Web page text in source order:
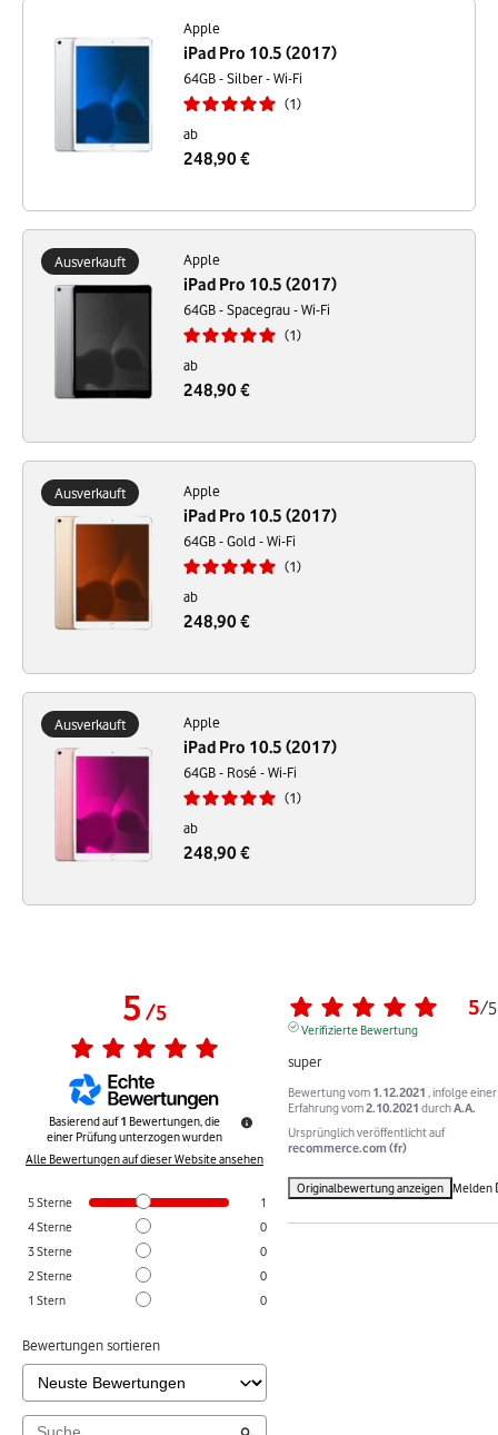
Apple
iPad Pro 10.5 (2017)
64GB - Silber - Wi-Fi
1
ab
248,90 €
Ausverkauft Apple
iPad Pro 10.5 (2017)
64GB - Spacegrau - Wi-Fi
1
ab
248,90 €
Ausverkauft Apple
iPad Pro 10.5 (2017)
64GB - Gold - Wi-Fi
1
ab
248,90 €
Ausverkauft Apple
iPad Pro 10.5 (2017)
64GB - Rosé - Wi-Fi
1
ab
248,90 €
5/5
Basierend auf1 Bewertungen, die
einer Prüfung unterzogen wurden
Alle Bewertungen auf dieser Website ansehen
5Sterne
1
4Sterne
0
3Sterne
0
2Sterne
0
1 Stern 0
Bewertungen sortieren
5/5
Verifizierte Bewertung
super
Bewertung vom 1.12.2021 , infolge einer
Erfahrung vom2.10.2021 durchA.A.
Ursprünglich veröffentlicht auf
recommerce.com (fr)
Originalbewertung anzeigen Melden